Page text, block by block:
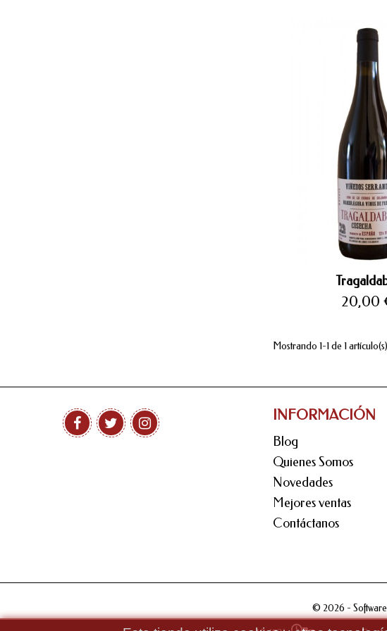
Precio
20,00
Mostrando 1-1 de 1 artículo(s)
INFORMACIÓN
Blog
Quienes Somos
Novedades
Mejores ventas
Contáctanos
© 2026 -